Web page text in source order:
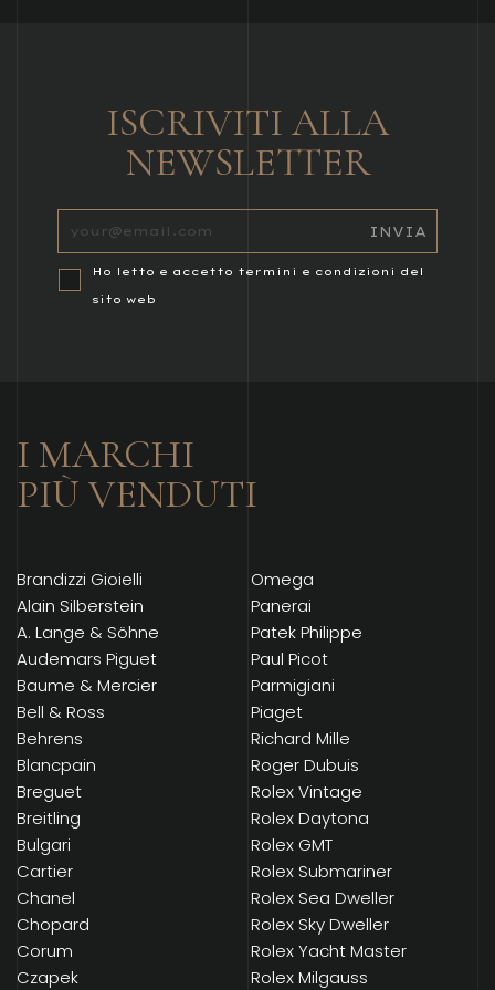
ISCRIVITI ALLA
NEWSLETTER
Ho letto e accetto termini e condizioni del
sito web
I MARCHI
PIÙ VENDUTI
Brandizzi Gioielli
Alain Silberstein
A. Lange & Söhne
Audemars Piguet
Baume & Mercier
Bell & Ross
Behrens
Blancpain
Breguet
Breitling
Bulgari
Cartier
Chanel
Chopard
Corum
Czapek
Omega
Panerai
Patek Philippe
Paul Picot
Parmigiani
Piaget
Richard Mille
Roger Dubuis
Rolex Vintage
Rolex Daytona
Rolex GMT
Rolex Submariner
Rolex Sea Dweller
Rolex Sky Dweller
Rolex Yacht Master
Rolex Milgauss